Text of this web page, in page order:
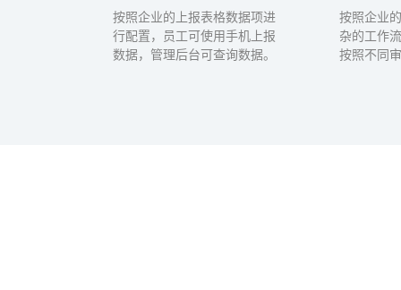
按照企业的上报表格数据项进
行配置，员工可使用手机上报
数据，管理后台可查询数据。
按照企业
杂的工作
按照不同